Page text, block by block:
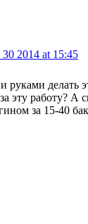
30 2014 at 15:45
руками делать
эту работу? А
за 15-40